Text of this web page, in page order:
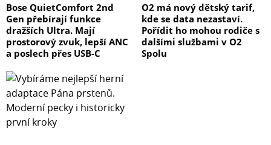
Bose QuietComfort 2nd
Gen přebírají funkce
dražších Ultra. Mají
prostorový zvuk, lepší ANC
a poslech přes USB-C
O2 má nový dětský tarif,
kde se data nezastaví.
Pořídit ho mohou rodiče s
dalšími službami v O2
Spolu